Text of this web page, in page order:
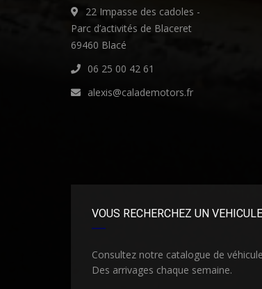
22 Impasse des cadoles -
Parc d’activités de Blaceret
69460 Blacé
06 25 00 42 61
alexis@calademotors.fr
VOUS RECHERCHEZ UN
Consultez notre catalogue de
Des arrivages chaque semaine.